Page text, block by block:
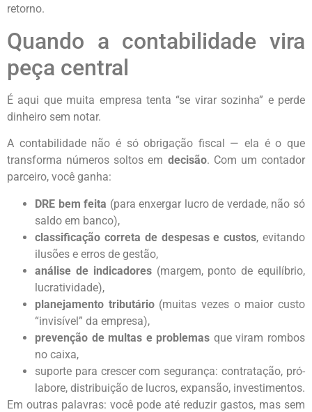
retorno.
Quando a contabilidade vira
peça central
É aqui que muita empresa tenta “se virar sozinha” e perde
dinheiro sem notar.
A contabilidade não é só obrigação fiscal — ela é o que
transforma números soltos em decisão. Com um contador
parceiro, você ganha:
DRE bem feita (para enxergar lucro de verdade, não só
saldo em banco),
classificação correta de despesas e custos, evitando
ilusões e erros de gestão,
análise de indicadores(margem, ponto de equilíbrio,
lucratividade),
planejamento tributário(muitas vezes o maior custo
“invisível” da empresa),
prevenção de multas e problemas que viram rombos
no caixa,
suporte para crescer com segurança: contratação, pró-
labore, distribuição de lucros, expansão, investimentos.
Em outras palavras: você pode até reduzir gastos, mas sem